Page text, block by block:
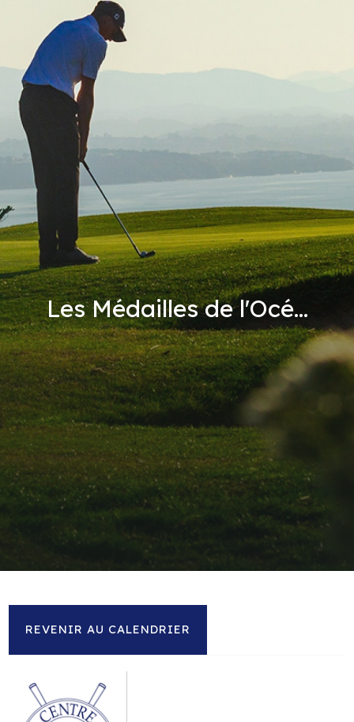
Les Médailles de l'Océ...
REVENIR AU CALENDRIER